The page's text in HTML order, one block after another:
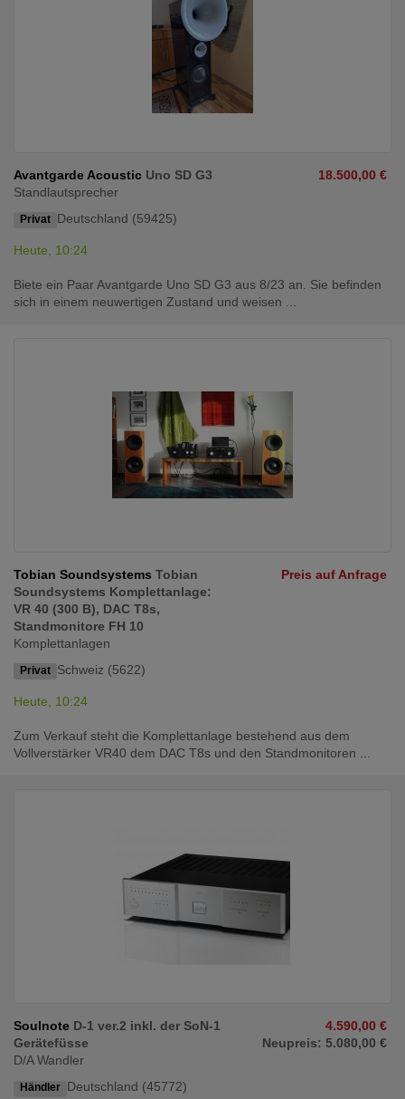
Avantgarde Acoustic Uno SD G3
Standlautsprecher
Privat Deutschland (59425)
18.500,00 €
Heute, 10:24
Biete ein Paar Avantgarde Uno SD G3 aus 8/23 an. Sie befinden
sich in einem neuwertigen Zustand und weisen ...
Tobian Soundsystems Tobian
Soundsystems Komplettanlage:
VR 40 (300 B), DAC T8s,
Standmonitore FH 10
Komplettanlagen
Privat Schweiz (5622)
Preis auf Anfrage
Heute, 10:24
Zum Verkauf steht die Komplettanlage bestehend aus dem
Vollverstärker VR40 dem DAC T8s und den Standmonitoren ...
Soulnote D-1 ver.2 inkl. der SoN-1
Gerätefüsse
D/A Wandler
Händler Deutschland (45772)
4.590,00 €
Neupreis: 5.080,00 €